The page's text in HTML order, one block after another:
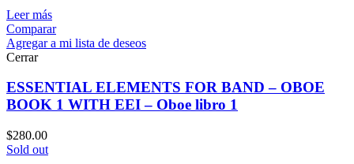
Leer más
Comparar
Agregar a mi lista de deseos
Cerrar
ESSENTIAL ELEMENTS FOR BAND – OBOE
BOOK 1 WITH EEI – Oboe libro 1
$280.00
Sold out